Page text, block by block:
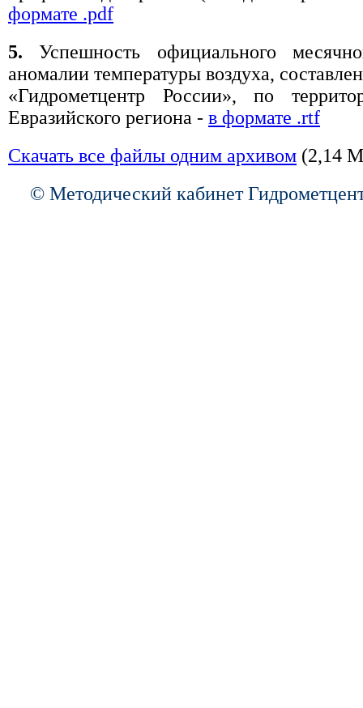
формате .pdf
5. Успешность официального
аномалии температуры воздуха,
«Гидрометцентр России», по
Евразийского региона - в формате .rtf
Скачать все файлы одним архивом (2,14
© Методический кабинет